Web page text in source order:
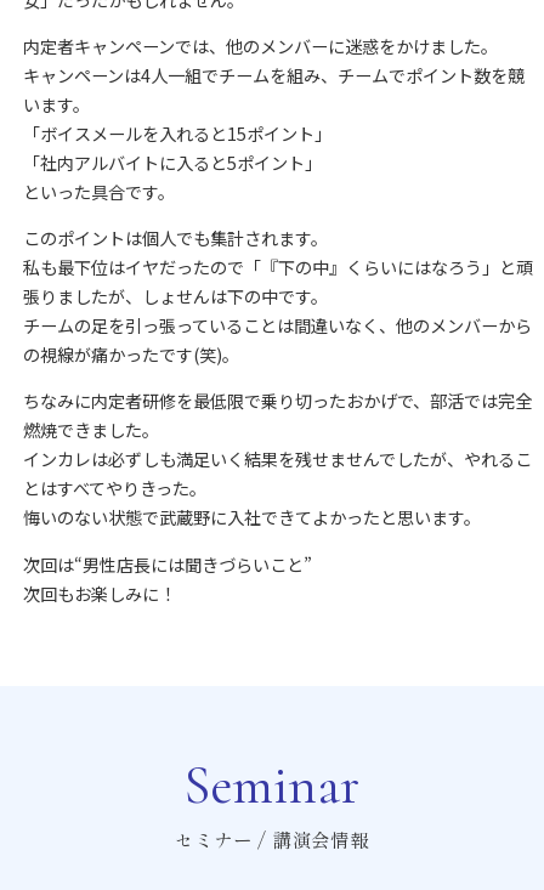
内定者キャンペーンでは、他のメンバーに迷惑をかけました。
キャンペーンは4人一組でチームを組み、チームでポイント数を競
います。
「ボイスメールを入れると15ポイント」
「社内アルバイトに入ると5ポイント」
といった具合です。
このポイントは個人でも集計されます。
私も最下位はイヤだったので「『下の中』くらいにはなろう」と頑
張りましたが、しょせんは下の中です。
チームの足を引っ張っていることは間違いなく、他のメンバーから
の視線が痛かったです(笑)。
ちなみに内定者研修を最低限で乗り切ったおかげで、部活では完全
燃焼できました。
インカレは必ずしも満足いく結果を残せませんでしたが、やれるこ
とはすべてやりきった。
悔いのない状態で武蔵野に入社できてよかったと思います。
次回は“男性店長には聞きづらいこと”
次回もお楽しみに！
Seminar
セミナー / 講演会情報